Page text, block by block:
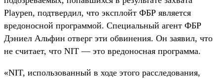
Playpen, подтвердил, что эксплойт ФБР является
вредоносной программой. Специальный агент ФБР
Дэниел Альфин отверг эти обвинения. Он заявил, что
не считает, что NIT — это вредоносная программа.
«NIT, использованный в ходе этого расследования,